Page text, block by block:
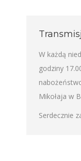
W każdą
godziny
Mikołaja w
Serdecznie